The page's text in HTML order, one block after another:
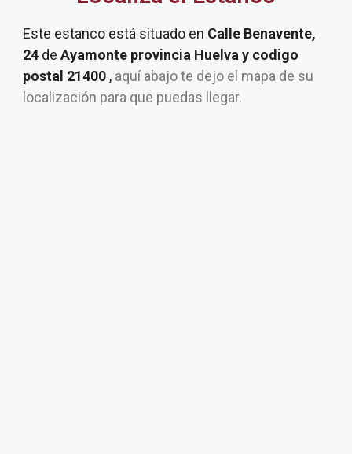
Este estanco está situado en Calle Benavente,
24 de Ayamonte provincia Huelva y codigo
postal 21400 , aquí abajo te dejo el mapa de su
localización para que puedas llegar.